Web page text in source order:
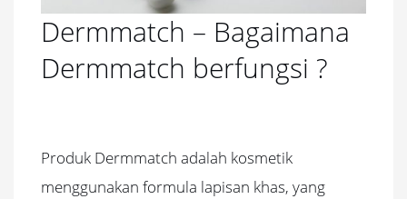
Dermmatch – Bagaimana
Dermmatch berfungsi ?
Produk Dermmatch adalah kosmetik
menggunakan formula lapisan khas, yang